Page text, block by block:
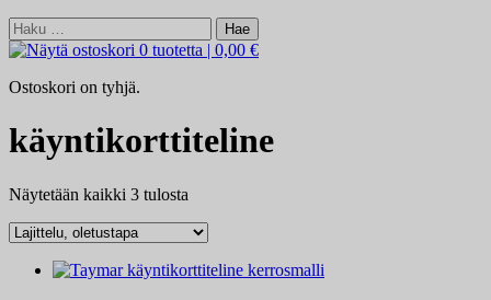
Haku:
0 tuotetta | 0,00 €
Ostoskori on tyhjä.
käyntikorttiteline
Näytetään kaikki 3 tulosta